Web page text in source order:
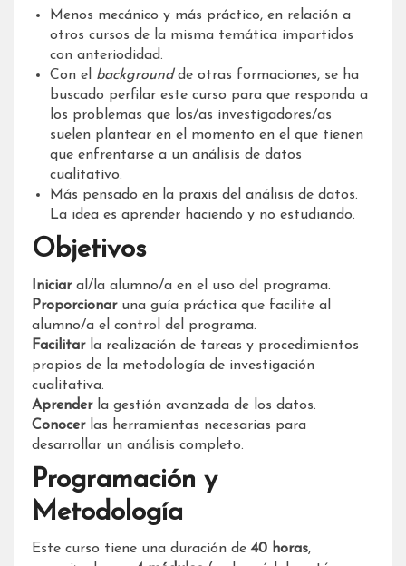
Menos mecánico y más práctico, en relación a
otros cursos de la misma temática impartidos
con anteriodidad.
Con el backgroundde otras formaciones, se ha
buscado perfilar este curso para que responda a
los problemas que los/as investigadores/as
suelen plantear en el momento en el que tienen
que enfrentarse a un análisis de datos
cualitativo.
Más pensado en la praxis del análisis de datos.
La idea es aprender haciendo y no estudiando.
Objetivos
Iniciaral/la alumno/a en el uso del programa.
Proporcionaruna guía práctica que facilite al
alumno/a el control del programa.
Facilitarla realización de tareas y procedimientos
propios de la metodología de investigación
cualitativa.
Aprender la gestión avanzada de los datos.
Conocerlas herramientas necesarias para
desarrollar un análisis completo.
Programación y
Metodología
Este curso tiene una duración de 40 horas,